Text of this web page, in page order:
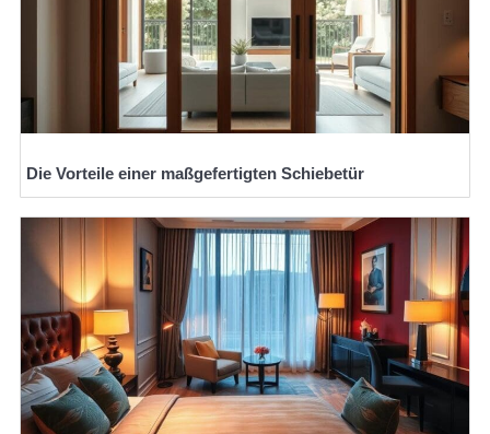
Die Vorteile einer maßgefertigten Schiebetür